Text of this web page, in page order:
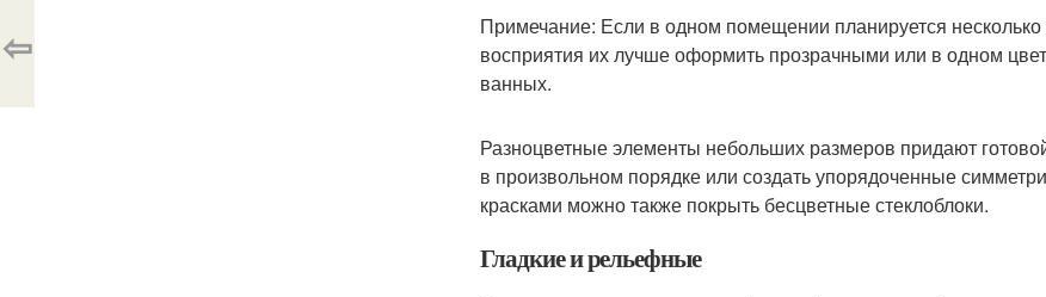
Примечание: Если в одном помещении планируется несколько
восприятия их лучше оформить прозрачными или в одном
ванных.
Разноцветные элементы небольших размеров придают
в произвольном порядке или создать упорядоченные
красками можно также покрыть бесцветные стеклоблоки.
Гладкие и рельефные
⇦